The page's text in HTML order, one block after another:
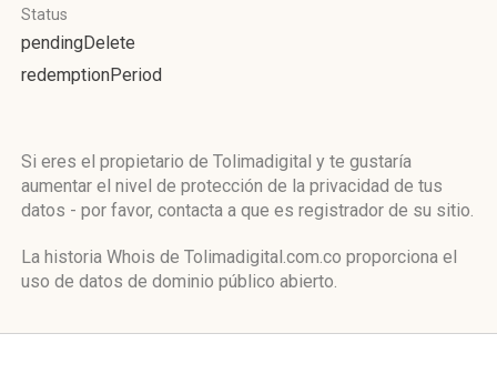
Status
pendingDelete
redemptionPeriod
Si eres el propietario de Tolimadigital y te gustaría
aumentar el nivel de protección de la privacidad de tus
datos - por favor, contacta a que es registrador de su sitio.
La historia Whois de Tolimadigital.com.co proporciona el
uso de datos de dominio público abierto.